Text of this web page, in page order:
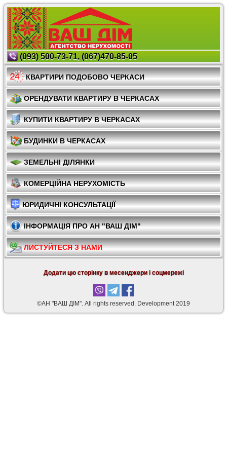
(093) 500-73-71, (067)470-85-05
КВАРТИРИ ПОДОБОВО ЧЕРКАСИ
ОРЕНДУВАТИ КВАРТИРУ В ЧЕРКАСАХ
КУПИТИ КВАРТИРУ В ЧЕРКАСАХ
БУДИНКИ В ЧЕРКАСАХ
ЗЕМЕЛЬНІ ДІЛЯНКИ
КОМЕРЦІЙНА НЕРУХОМІСТЬ
ЮРИДИЧНІ КОНСУЛЬТАЦІЇ
ІНФОРМАЦІЯ ПРО АН "ВАШ ДІМ"
ЛИСТУЙТЕСЯ З НАМИ
Додати цю сторінку в месенджери і соцмережі
©АН "ВАШ ДІМ". Аll rights reserved. Development 2019